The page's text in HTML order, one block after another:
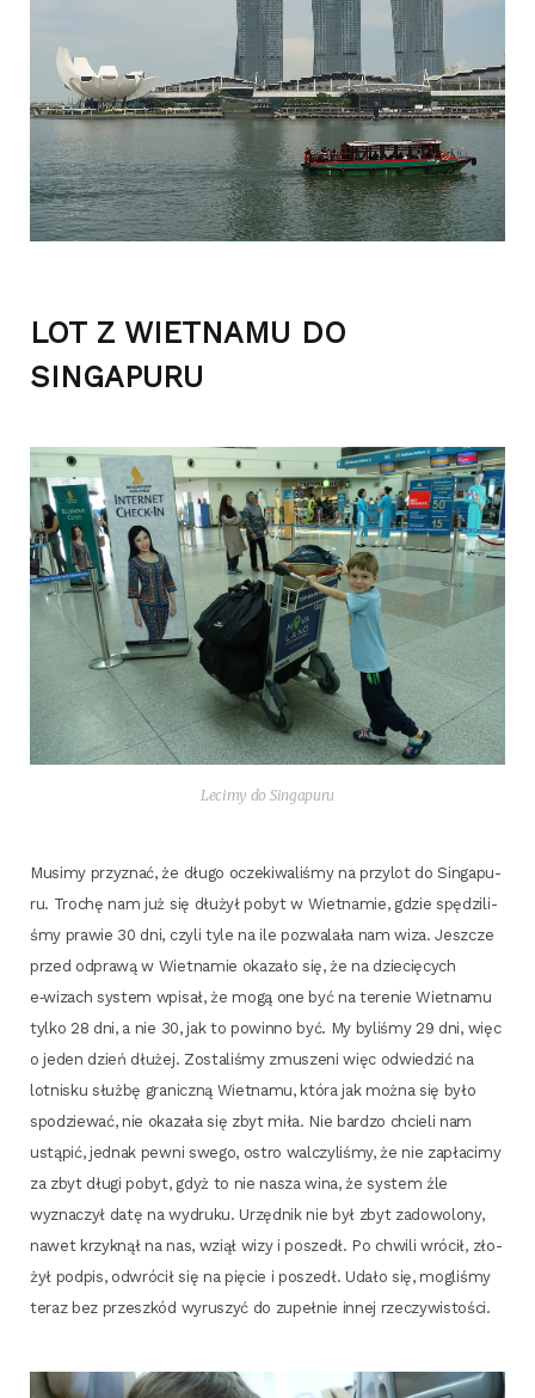
LOT Z WIETNAMU DO
SINGAPURU
Leci­my do Singapuru
Musi­my przy­znać, że dłu­go ocze­ki­wa­li­śmy na przy­lot do Sin­ga­pu­
ru. Tro­chę nam już się dłu­żył pobyt w Wiet­na­mie, gdzie spę­dzi­li­
śmy pra­wie 30 dni, czy­li tyle na ile pozwa­la­ła nam wiza. Jesz­cze
przed odpra­wą w Wiet­na­mie oka­za­ło się, że na dzie­cię­cych
e‑wizach sys­tem wpi­sał, że mogą one być na tere­nie Wiet­na­mu
tyl­ko 28 dni, a nie 30, jak to powin­no być. My byli­śmy 29 dni, więc
o jeden dzień dłu­żej. Zosta­li­śmy zmu­sze­ni więc odwie­dzić na
lot­ni­sku służ­bę gra­nicz­ną Wiet­na­mu, któ­ra jak moż­na się było
spo­dzie­wać, nie oka­za­ła się zbyt miła. Nie bar­dzo chcie­li nam
ustą­pić, jed­nak pew­ni swe­go, ostro wal­czy­li­śmy, że nie zapła­ci­my
za zbyt dłu­gi pobyt, gdyż to nie nasza wina, że sys­tem źle
wyzna­czył datę na wydru­ku. Urzęd­nik nie był zbyt zado­wo­lo­ny,
nawet krzyk­nął na nas, wziął wizy i poszedł. Po chwi­li wró­cił, zło­
żył pod­pis, odwró­cił się na pię­cie i poszedł. Uda­ło się, mogli­śmy
teraz bez prze­szkód wyru­szyć do zupeł­nie innej rzeczywistości.